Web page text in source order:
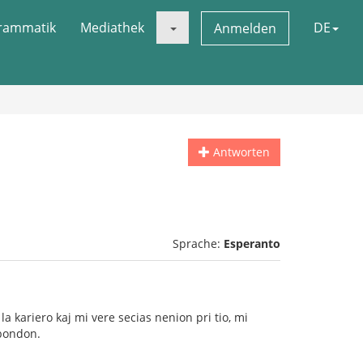
Mediathek Anmelden DE
Antworten
Sprache: Esperanto
kariero kaj mi vere secias nenion pri tio, mi